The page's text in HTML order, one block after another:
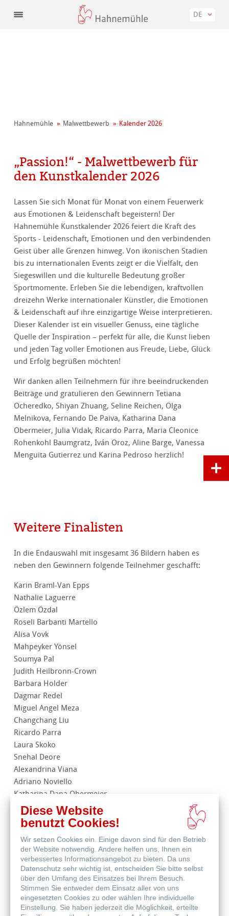
DE
Hahnemühle Malwettbewerb Kalender 2026
„Passion!“ - Malwettbewerb für
den Kunstkalender 2026
Lassen Sie sich Monat für Monat von einem Feuerwerk
aus Emotionen & Leidenschaft begeistern! Der
Hahnemühle Kunstkalender 2026 feiert die Kraft des
Sports - Leidenschaft, Emotionen und den verbindenden
Geist über alle Grenzen hinweg. Von ikonischen Stadien
bis zu internationalen Events zeigt er die Vielfalt, den
Siegeswillen und die kulturelle Bedeutung großer
Sportmomente. Erleben Sie die lebendigen, kraftvollen
dreizehn Werke internationaler Künstler, die Emotionen
& Leidenschaft auf ihre einzigartige Weise interpretieren.
Dieser Kalender ist ein visueller Genuss, eine tägliche
Quelle der Inspiration – perfekt für alle, die Kunst lieben
und jeden Tag voller Emotionen aus Freude, Liebe, Glück
und Erfolg begrüßen möchten!
Wir danken allen Teilnehmern für ihre beeindruckenden
Beiträge und gratulieren den Gewinnern Tetiana
Ocheredko, Shiyan Zhuang, Seline Reichen, Olga
Melnikova, Fernando De Paiva, Katharina Dana
Obermeier, Julia Vidak, Ricardo Parra, Maria Cleonice
Rohenkohl Baumgratz, Iván Oroz, Aline Barge, Vanessa
Menguita Gutierrez und Karina Pedroso herzlich!
Weitere Finalisten
In die Endauswahl mit insgesamt 36 Bildern haben es
neben den Gewinnern folgende Teilnehmer geschafft:
Karin Braml-Van Epps
Nathalie Laguerre
Özlem Özdal
Roseli Barbanti Martello
Alisa Vovk
Mahpeyker Yönsel
Soumya Pal
Judith Heilbronn-Crown
Barbara Holder
Dagmar Redel
Miguel Angel Meza
Changchang Liu
Ricardo Parra
Laura Skoko
Snehal Deore
Alexandrina Viana
Adriano Noviello
Katharina Dana Obermeier
Manu Valls
Kamilla Molnar
Um die auf unserer Website
Diese Website
benutzt Cookies!
Wir setzen Cookies ein. Einige davon sind für den Betrieb
der Website notwendig. Andere helfen uns, Ihnen ein
verbessertes Informationsangebot zu bieten. Da uns
Datenschutz sehr wichtig ist, entscheiden Sie bitte selbst
über den Umfang des Einsatzes bei Ihrem Besuch.
Stimmen Sie entweder dem Einsatz aller von uns
eingesetzten Cookies zu oder wählen Ihre individuelle
Einstellung. Sie haben jederzeit die Möglichkeit, erteilte